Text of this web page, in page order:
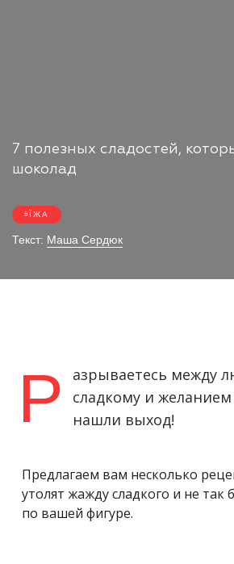
7 полезных сладостей,
шоколад
ЇЖА
Текст: Маша Сердюк
Р
азрываетесь между
сладкому и
нашли выход!
Предлагаем вам несколько
утолят жажду сладкого и не так
по вашей фигуре.